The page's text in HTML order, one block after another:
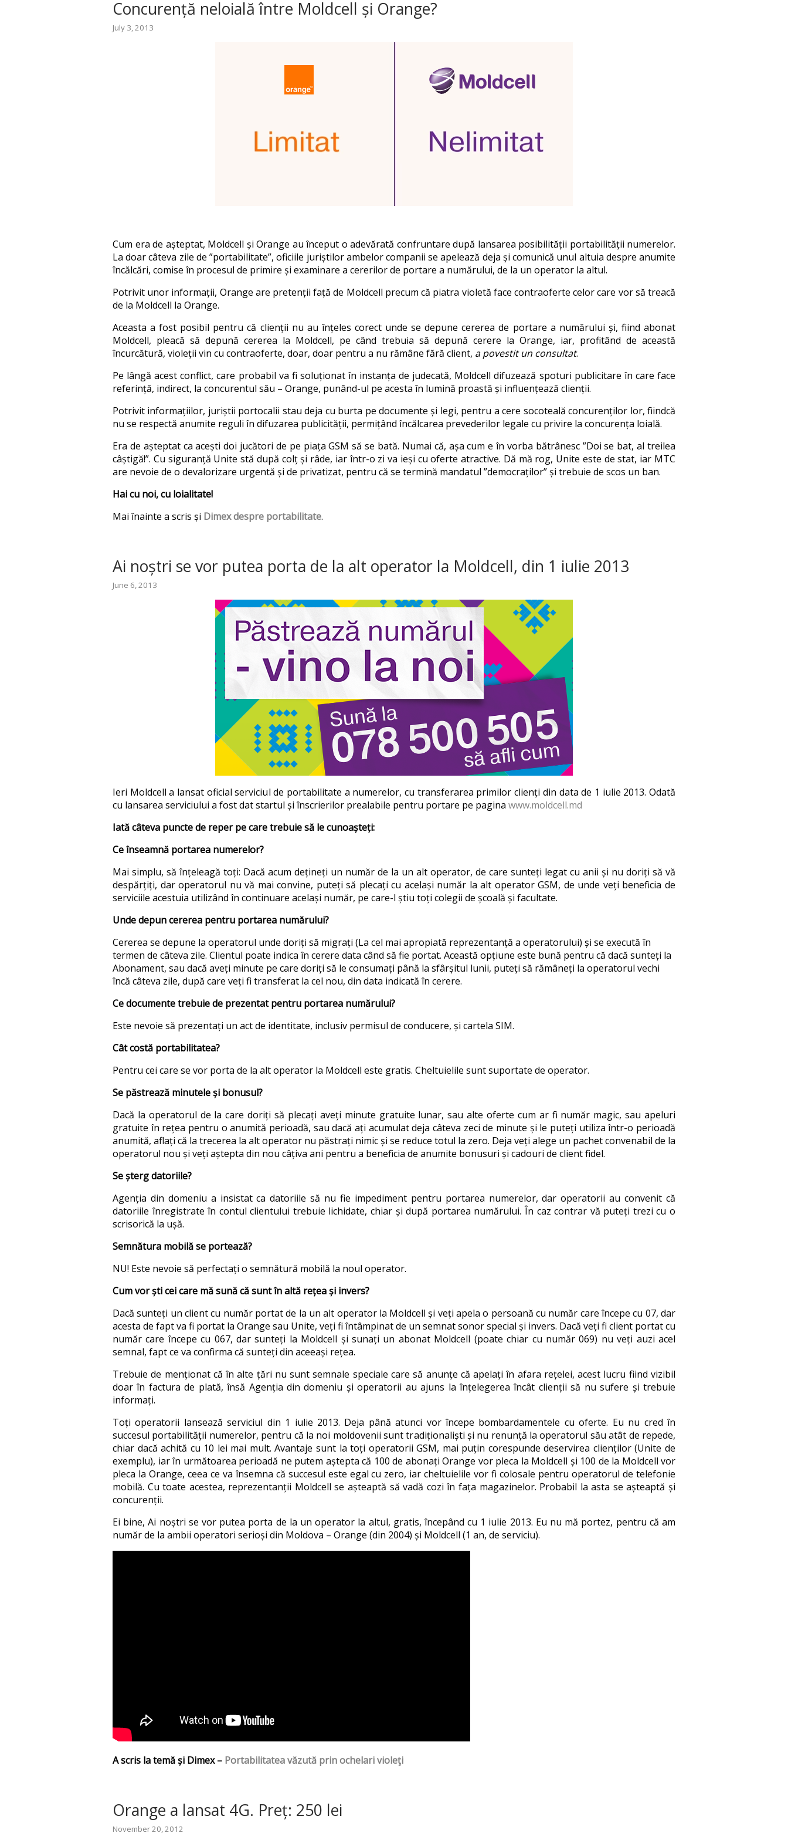
Concurență neloială între Moldcell și Orange?
July 3, 2013
Cum era de așteptat, Moldcell și Orange au început o adevărată confruntare după lansarea posibilității portabilității numerelor.
La doar câteva zile de ”portabilitate”, oficiile juriștilor ambelor companii se apelează deja și comunică unul altuia despre anumite
încălcări, comise în procesul de primire și examinare a cererilor de portare a numărului, de la un operator la altul.
Potrivit unor informații, Orange are pretenții față de Moldcell precum că piatra violetă face contraoferte celor care vor să treacă
de la Moldcell la Orange.
Aceasta a fost posibil pentru că clienții nu au înțeles corect unde se depune cererea de portare a numărului și, fiind abonat
Moldcell, pleacă să depună cererea la Moldcell, pe când trebuia să depună cerere la Orange, iar, profitând de această
încurcătură, violeții vin cu contraoferte, doar, doar pentru a nu rămâne fără client, a povestit un consultat.
Pe lângă acest conflict, care probabil va fi soluționat în instanța de judecată, Moldcell difuzează spoturi publicitare în care face
referință, indirect, la concurentul său – Orange, punând-ul pe acesta în lumină proastă și influențează clienții.
Potrivit informațiilor, juriștii portocalii stau deja cu burta pe documente și legi, pentru a cere socoteală concurenților lor, fiindcă
nu se respectă anumite reguli în difuzarea publicității, permițând încălcarea prevederilor legale cu privire la concurența loială.
Era de așteptat ca acești doi jucători de pe piața GSM să se bată. Numai că, așa cum e în vorba bătrânesc ”Doi se bat, al treilea
câștigă!”. Cu siguranță Unite stă după colț și râde, iar într-o zi va ieși cu oferte atractive. Dă mă rog, Unite este de stat, iar MTC
are nevoie de o devalorizare urgentă și de privatizat, pentru că se termină mandatul ”democraților” și trebuie de scos un ban.
Hai cu noi, cu loialitate!
Mai înainte a scris și Dimex despre portabilitate.
Ai noștri se vor putea porta de la alt operator la Moldcell, din 1 iulie 2013
June 6, 2013
Ieri Moldcell a lansat oficial serviciul de portabilitate a numerelor, cu transferarea primilor clienți din data de 1 iulie 2013. Odată
cu lansarea serviciului a fost dat startul și înscrierilor prealabile pentru portare pe pagina www.moldcell.md
Iată câteva puncte de reper pe care trebuie să le cunoașteți:
Ce înseamnă portarea numerelor?
Mai simplu, să înțeleagă toți: Dacă acum dețineți un număr de la un alt operator, de care sunteți legat cu anii și nu doriți să vă
despărțiți, dar operatorul nu vă mai convine, puteți să plecați cu același număr la alt operator GSM, de unde veți beneficia de
serviciile acestuia utilizând în continuare același număr, pe care-l știu toți colegii de școală și facultate.
Unde depun cererea pentru portarea numărului?
Cererea se depune la operatorul unde doriți să migrați (La cel mai apropiată reprezentanță a operatorului) și se execută în
termen de câteva zile. Clientul poate indica în cerere data când să fie portat. Această opțiune este bună pentru că dacă sunteți la
Abonament, sau dacă aveți minute pe care doriți să le consumați până la sfârșitul lunii, puteți să rămâneți la operatorul vechi
încă câteva zile, după care veți fi transferat la cel nou, din data indicată în cerere.
Ce documente trebuie de prezentat pentru portarea numărului?
Este nevoie să prezentați un act de identitate, inclusiv permisul de conducere, și cartela SIM.
Cât costă portabilitatea?
Pentru cei care se vor porta de la alt operator la Moldcell este gratis. Cheltuielile sunt suportate de operator.
Se păstrează minutele și bonusul?
Dacă la operatorul de la care doriți să plecați aveți minute gratuite lunar, sau alte oferte cum ar fi număr magic, sau apeluri
gratuite în rețea pentru o anumită perioadă, sau dacă ați acumulat deja câteva zeci de minute și le puteți utiliza într-o perioadă
anumită, aflați că la trecerea la alt operator nu păstrați nimic și se reduce totul la zero. Deja veți alege un pachet convenabil de la
operatorul nou și veți aștepta din nou câțiva ani pentru a beneficia de anumite bonusuri și cadouri de client fidel.
Se șterg datoriile?
Agenția din domeniu a insistat ca datoriile să nu fie impediment pentru portarea numerelor, dar operatorii au convenit că
datoriile înregistrate în contul clientului trebuie lichidate, chiar și după portarea numărului. În caz contrar vă puteți trezi cu o
scrisorică la ușă.
Semnătura mobilă se portează?
NU! Este nevoie să perfectați o semnătură mobilă la noul operator.
Cum vor ști cei care mă sună că sunt în altă rețea și invers?
Dacă sunteți un client cu număr portat de la un alt operator la Moldcell și veți apela o persoană cu număr care începe cu 07, dar
acesta de fapt va fi portat la Orange sau Unite, veți fi întâmpinat de un semnat sonor special și invers. Dacă veți fi client portat cu
număr care începe cu 067, dar sunteți la Moldcell și sunați un abonat Moldcell (poate chiar cu număr 069) nu veți auzi acel
semnal, fapt ce va confirma că sunteți din aceeași rețea.
Trebuie de menționat că în alte țări nu sunt semnale speciale care să anunțe că apelați în afara rețelei, acest lucru fiind vizibil
doar în factura de plată, însă Agenția din domeniu și operatorii au ajuns la înțelegerea încât clienții să nu sufere și trebuie
informați.
Toți operatorii lansează serviciul din 1 iulie 2013. Deja până atunci vor începe bombardamentele cu oferte. Eu nu cred în
succesul portabilității numerelor, pentru că la noi moldovenii sunt tradiționaliști și nu renunță la operatorul său atât de repede,
chiar dacă achită cu 10 lei mai mult. Avantaje sunt la toți operatorii GSM, mai puțin corespunde deservirea clienților (Unite de
exemplu), iar în următoarea perioadă ne putem aștepta că 100 de abonați Orange vor pleca la Moldcell și 100 de la Moldcell vor
pleca la Orange, ceea ce va însemna că succesul este egal cu zero, iar cheltuielile vor fi colosale pentru operatorul de telefonie
mobilă. Cu toate acestea, reprezentanții Moldcell se așteaptă să vadă cozi în fața magazinelor. Probabil la asta se așteaptă și
concurenții.
Ei bine, Ai noștri se vor putea porta de la un operator la altul, gratis, începând cu 1 iulie 2013. Eu nu mă portez, pentru că am
număr de la ambii operatori serioși din Moldova – Orange (din 2004) și Moldcell (1 an, de serviciu).
A scris la temă și Dimex – Portabilitatea văzută prin ochelari violeţi
Orange a lansat 4G. Preț: 250 lei
November 20, 2012